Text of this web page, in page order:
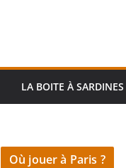
LA BOITE À SARDINES
Où jouer à Paris ?